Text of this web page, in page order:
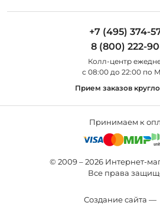
Люстры
Уличные светильники
+7 (495) 374-
8 (800) 222-
Колл-центр
с 08:00 до 22:00 по
Прием заказов
Принимаем к
© 2009 – 2026 Интернет-
Все права
Создание сайта —